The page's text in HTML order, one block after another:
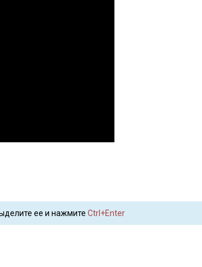
ее и нажмите Ctrl+Enter